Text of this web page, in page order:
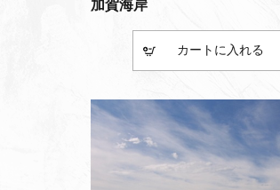
加賀海岸
カート